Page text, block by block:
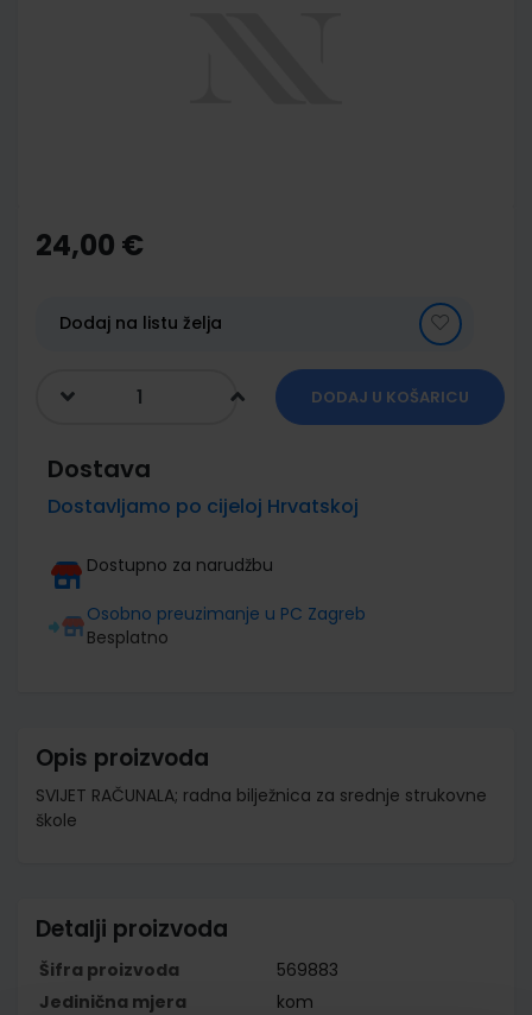
the
beginning
gallery
24,00 €
Dodaj na listu želja
DODAJ U KOŠARICU
Dostava
Dostavljamo po cijeloj Hrvatskoj
Dostupno za narudžbu
Osobno preuzimanje u PC Zagreb
Besplatno
Opis proizvoda
SVIJET RAČUNALA; radna bilježnica za srednje strukovne
škole
Detalji proizvoda
Šifra proizvoda
569883
Jedinična mjera
kom